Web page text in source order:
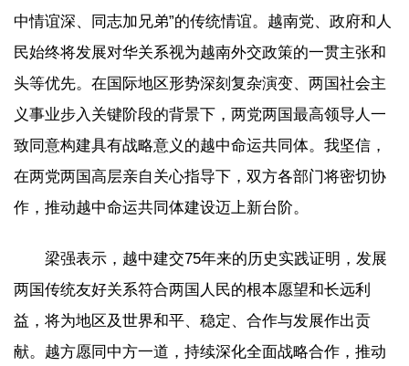
中情谊深、同志加兄弟”的传统情谊。越南党、政府和人
民始终将发展对华关系视为越南外交政策的一贯主张和
头等优先。在国际地区形势深刻复杂演变、两国社会主
义事业步入关键阶段的背景下，两党两国最高领导人一
致同意构建具有战略意义的越中命运共同体。我坚信，
在两党两国高层亲自关心指导下，双方各部门将密切协
作，推动越中命运共同体建设迈上新台阶。
梁强表示，越中建交75年来的历史实践证明，发展
两国传统友好关系符合两国人民的根本愿望和长远利
益，将为地区及世界和平、稳定、合作与发展作出贡
献。越方愿同中方一道，持续深化全面战略合作，推动